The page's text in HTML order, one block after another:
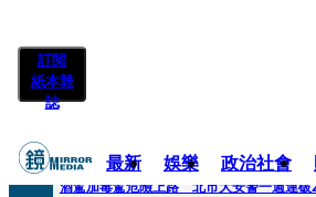
訂閱
紙本雜
誌
最新 娛樂 政治社會
快訊
酒駕加毒駕危險上路 北市大安警一週連破